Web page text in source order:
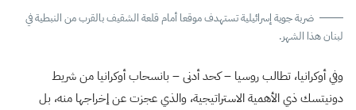
ضربة جوية إسرائيلية تستهدف موقعا أمام قلعة الشقيف بالقرب من النبطية في
لبنان هذا الشهر.
وفي أوكرانيا، تطالب روسيا – كحد أدنى – بانسحاب أوكرانيا من شريط
دونيتسك ذي الأهمية الاستراتيجية، والذي عجزت عن إخراجها منه، بل